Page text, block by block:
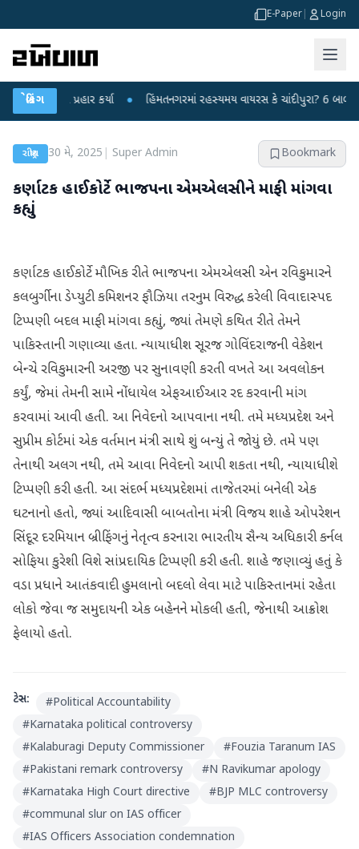
E-Paper Login
બ્રેકિંગ
પર પ્રહાર કર્યા ● હિંમતનગરમાં રહસ્યમય વાયરસ કે ચાંદીપુરા? 6 બાળકોના
રાષ્ટ્રીય 30 મે, 2025 Super Admin Bookmark
કર્ણાટક હાઈકોર્ટે ભાજપના એમએલસીને માફી માંગવા
કહ્યું
કર્ણાટક હાઈકોર્ટે મૌખિક રીતે ભાજપના એમએલસી એન રવિકુમારને
કલબુર્ગીના ડેપ્યુટી કમિશનર ફૌઝિયા તરનુમ વિરુદ્ધ કરેલી વિવાદાસ્પદ
ટિપ્પણી બદલ માફી માંગવા કહ્યું, જ્યાં તેમણે કથિત રીતે તેમને
પાકિસ્તાની ગણાવ્યા હતા. ન્યાયાધીશ સૂરજ ગોવિંદરાજની વેકેશન
બેન્ચે રવિકુમારની અરજી પર સુનાવણી કરતી વખતે આ અવલોકન
કર્યું, જેમાં તેમની સામે નોંધાયેલ એફઆઈઆર રદ કરવાની માંગ
કરવામાં આવી હતી. આ નિવેદનો આપવાના નથી. તમે મધ્યપ્રદેશ અને
સુપ્રીમ કોર્ટમાં એક વર્તમાન મંત્રી સાથે શું બન્યું તે જોયું છે. તમે પણ
તેનાથી અલગ નથી, તમે આવા નિવેદનો આપી શકતા નથી, ન્યાયાધીશે
ટિપ્પણી કરી હતી. આ સંદર્ભ મધ્યપ્રદેશમાં તાજેતરમાં બનેલી એક
ઘટનાનો હતો, જ્યાં આદિવાસી બાબતોના મંત્રી વિજય શાહે ઓપરેશન
સિંદૂર દરમિયાન બ્રીફિંગનું નેતૃત્વ કરનારા ભારતીય સૈન્ય અધિકારી કર્નલ
સોફિયા કુરેશી વિશે સાંપ્રદાયિક ટિપ્પણી કરી હતી. શાહે જણાવ્યું હતું કે
વડા પ્રધાને આતંકવાદી હુમલાનો બદલો લેવા માટે પાકિસ્તાનમાં રહેતા
લોકો જેવા જ સમુદાયની એક બહેનને મોકલી હતી, જેનાથી આક્રોશ
ફેલાયો હતો.
ટેગ્સ: #Political Accountability
#Karnataka political controversy
#Kalaburagi Deputy Commissioner #Fouzia Taranum IAS
#Pakistani remark controversy #N Ravikumar apology
#Karnataka High Court directive #BJP MLC controversy
#communal slur on IAS officer
#IAS Officers Association condemnation